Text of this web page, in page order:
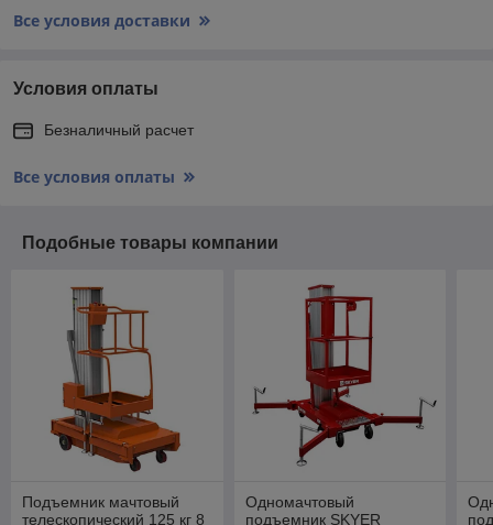
Все условия доставки
Условия оплаты
Безналичный расчет
Все условия оплаты
Подобные товары компании
Подъемник мачтовый
телескопический 125 кг 8
Одномачтовый
подъемник SKYER